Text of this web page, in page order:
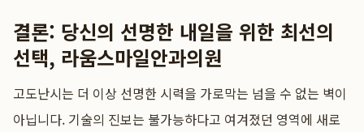
결론: 당신의 선명한 내일을 위한 최선의
선택, 라움스마일안과의원
고도난시는 더 이상 선명한 시력을 가로막는 넘을 수 없는 벽이
아닙니다. 기술의 진보는 불가능하다고 여겨졌던 영역에 새로